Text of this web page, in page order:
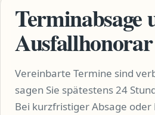
Terminabsage
Ausfallhonorar
Vereinbarte Termine sind
sagen Sie spätestens 24
Bei kurzfristiger Absage